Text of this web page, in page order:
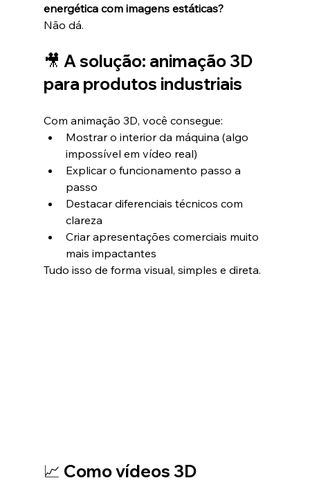
energética com imagens estáticas?
Não dá.
🎥 A solução: animação 3D
para produtos industriais
Com animação 3D, você consegue:
Mostrar o interior da máquina (algo
impossível em vídeo real)
Explicar o funcionamento passo a
passo
Destacar diferenciais técnicos com
clareza
Criar apresentações comerciais muito
mais impactantes
Tudo isso de forma visual, simples e direta.
📈 Como vídeos 3D